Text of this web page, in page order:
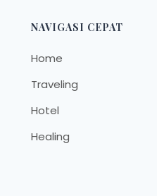
NAVIGASI CEPAT
Home
Traveling
Hotel
Healing